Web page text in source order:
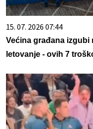
15. 07. 2026 07:44
Većina građana
letovanje - ovih 7